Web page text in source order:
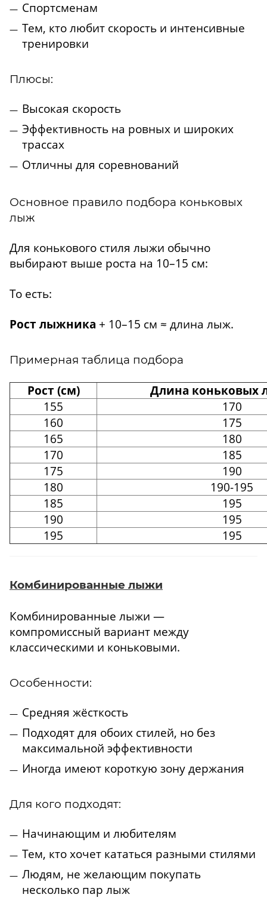
Спортсменам
Тем, кто любит скорость и интенсивные
тренировки
Плюсы:
Высокая скорость
Эффективность на ровных и широких
трассах
Отличны для соревнований
Основное правило подбора коньковых
лыж
Для конькового стиля лыжи обычно
выбирают выше роста на 10–15 см:
То есть:
Рост лыжника + 10–15 см ≈ длина лыж.
Примерная таблица подбора
Рост (см)
Длина коньковых
155
170
160
175
165
180
170
185
175
190
180
190-195
185
195
190
195
195
195
Комбинированные лыжи
Комбинированные лыжи —
компромиссный вариант между
классическими и коньковыми.
Особенности:
Средняя жёсткость
Подходят для обоих стилей, но без
максимальной эффективности
Иногда имеют короткую зону держания
Для кого подходят:
Начинающим и любителям
Тем, кто хочет кататься разными стилями
Людям, не желающим покупать
несколько пар лыж